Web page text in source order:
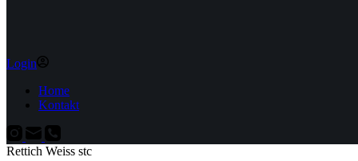
Login
Home
Kontakt
Rettich Weiss stc